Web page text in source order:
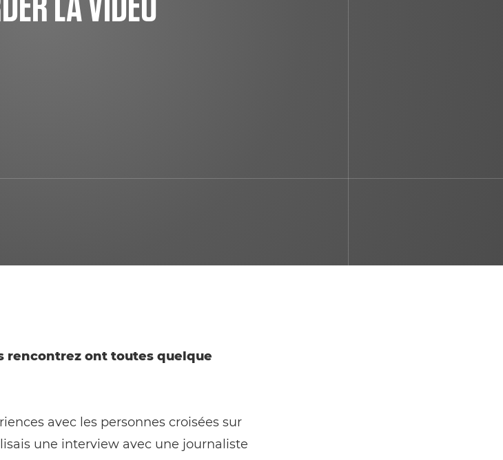
rencontrez ont toutes quelque
avec les personnes croisées sur
une interview avec une journaliste